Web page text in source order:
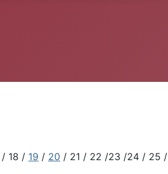
/ 18 / 19 / 20 / 21 / 22 /23 /24 / 25 /